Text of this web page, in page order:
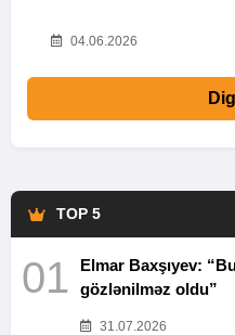
04.06.2026
TOP 5
01
Elmar Baxşıyev:
gözlənilməz oldu”
31.07.2026